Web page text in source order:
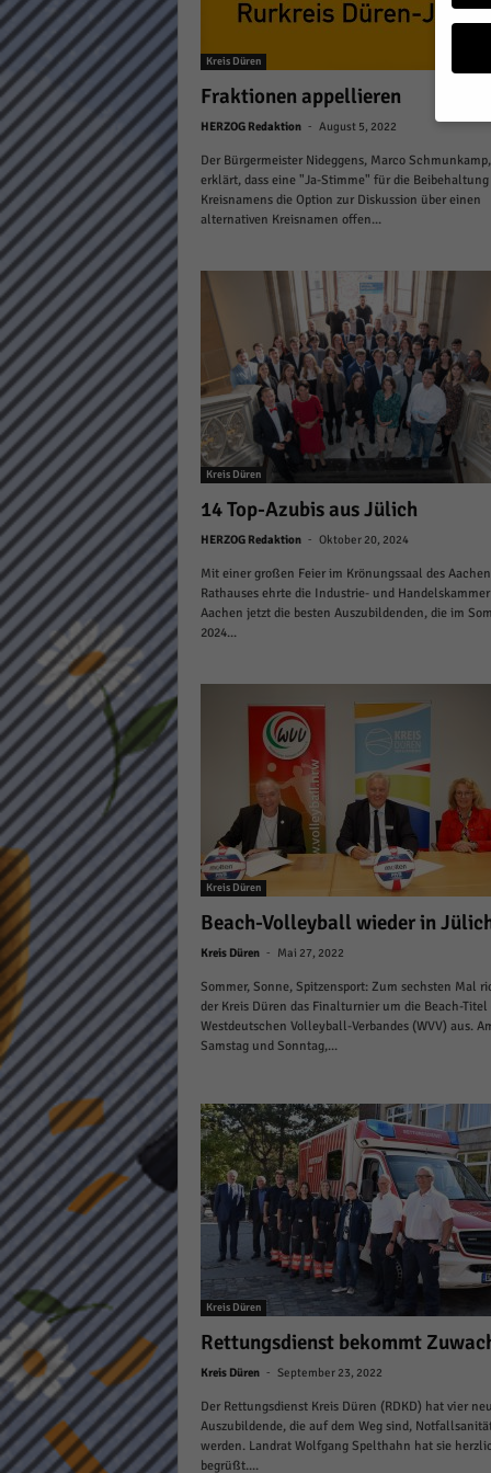
Kreis Düren
Fraktionen appellieren
HERZOG Redaktion - August 5, 2022
Der Bürgermeister Nideggens, Marco
erklärt, dass eine "Ja-Stimme" für die Beibehaltung
Kreisnamens die Option zur Diskussion über einen
alternativen Kreisnamen offen...
Kreis Düren
14 Top-Azubis aus Jülich
HERZOG Redaktion - Oktober 20, 2024
Mit einer großen Feier im Krönungssaal des
Rathauses ehrte die Industrie- und
Aachen jetzt die besten Auszubildenden, die im
2024...
Kreis Düren
Beach-Volleyball wieder in
Kreis Düren - Mai 27, 2022
Sommer, Sonne, Spitzensport: Zum sechsten Mal
der Kreis Düren das Finalturnier um die Beach-Titel
Westdeutschen Volleyball-Verbandes (WVV) aus.
Samstag und Sonntag,...
Kreis Düren
Rettungsdienst bekommt
Kreis Düren - September 23, 2022
Der Rettungsdienst Kreis Düren (RDKD) hat vier
Auszubildende, die auf dem Weg sind,
werden. Landrat Wolfgang Spelthahn hat sie
begrüßt....
Wir
sind
B.
Hier
wie